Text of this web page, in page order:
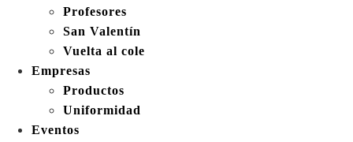
Profesores
San Valentín
Vuelta al cole
Empresas
Productos
Uniformidad
Eventos